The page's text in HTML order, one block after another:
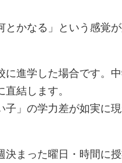
かなる」という感覚
進学した場合です。
結します。
子」の学力差が如実に
まった曜日・時間に授